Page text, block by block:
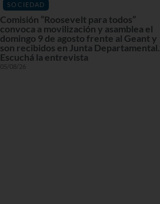
SOCIEDAD
Comisión “Roosevelt para todos”
convoca a movilización y asamblea el
domingo 9 de agosto frente al Geant y
son recibidos en Junta Departamental.
Escuchá la entrevista
05/08/26